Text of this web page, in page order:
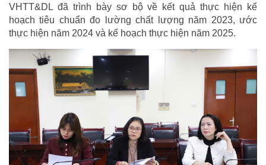
VHTT&DL đã trình bày sơ bộ về kết quả thực hiện kế
hoạch tiêu chuẩn đo lường chất lượng năm 2023, ước
thực hiện năm 2024 và kế hoạch thực hiện năm 2025.